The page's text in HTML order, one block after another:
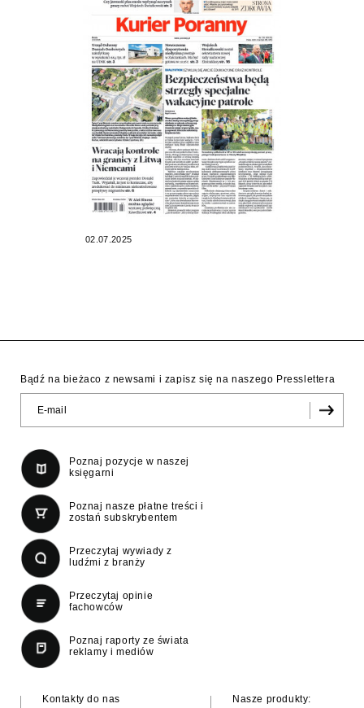
02.07.2025
Bądź na bieżaco z newsami i zapisz się na naszego Presslettera
Poznaj pozycje w naszej
księgarni
Poznaj nasze płatne treści i
zostań subskrybentem
Przeczytaj wywiady z
ludźmi z branży
Przeczytaj opinie
fachowców
Poznaj raporty ze świata
reklamy i mediów
Kontakty do nas
Nasze produkty: